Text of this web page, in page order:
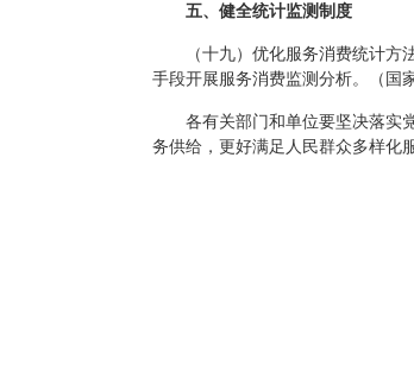
五、健全统计监测制度
（十九）优化服务消费统计
手段开展服务消费监测分析。（国
各有关部门和单位要坚决落实
务供给，更好满足人民群众多样化